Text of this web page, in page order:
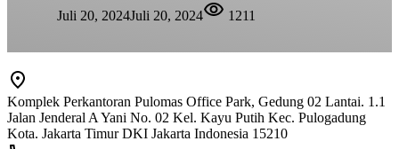
Juli 20, 2024Juli 20, 2024 1211
Komplek Perkantoran Pulomas Office Park, Gedung 02 Lantai. 1.1
Jalan Jenderal A Yani No. 02 Kel. Kayu Putih Kec. Pulogadung
Kota. Jakarta Timur DKI Jakarta Indonesia 15210